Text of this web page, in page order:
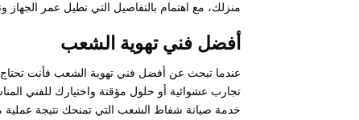
منزلك، مع اهتمام بالتفاصيل التي تطيل عمر الجهاز
أفضل فني تهوية الشعب
عندما تبحث عن أفضل فني تهوية الشعب فأنت
تجارب عشوائية أو حلول مؤقتة واختيارك للفني
خدمة صيانة شفاط الشعب التي تمنحك نتيجة عملية